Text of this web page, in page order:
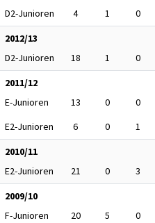
D2-Junioren
4 1 0
2012/13
D2-Junioren
18 1 0
2011/12
E-Junioren
13 0 0
E2-Junioren
6 0 1
2010/11
E2-Junioren
21 0 3
2009/10
F-Junioren
20 5 0